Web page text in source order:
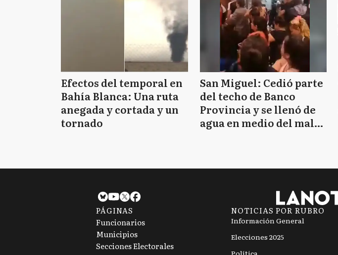
Efectos del temporal en
Bahía Blanca: Una ruta
anegada y cortada y un
tornado
San Miguel: Cedió parte
del techo de Banco
Provincia y se llenó de
agua en medio del mal
PÁGINAS
Funcionarios
Municipios
Secciones Electorales
NOTICIAS POR RUBRO
Información General
Elecciones 2025
Política